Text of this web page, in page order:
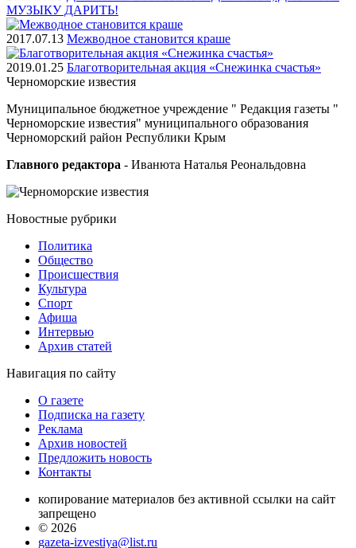
МУЗЫКУ ДАРИТЬ!
2017.07.13 Межводное становится краше
2019.01.25 Благотворительная акция «Снежинка счастья»
Черноморские известия
Муниципальное бюджетное учреждение " Редакция газеты "
Черноморские известия" муниципального образования
Черноморский район Республики Крым
Главного редактора - Иванюта Наталья Реональдовна
Новостные рубрики
Политика
Общество
Проиcшествия
Культура
Спорт
Афиша
Интервью
Архив статей
Навигация по сайту
О газете
Подписка на газету
Реклама
Архив новостей
Предложить новость
Контакты
копирование материалов без активной ссылки на сайт
запрещено
© 2026
gazeta-izvestiya@list.ru